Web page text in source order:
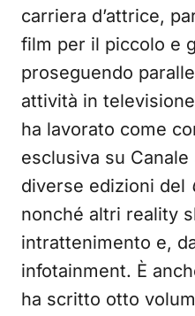
carriera d’attrice,
film per il piccolo e
proseguendo
attività in
ha lavorato come
esclusiva su
diverse edizioni del
nonché altri reality
intrattenimento e,
infotainment. È
ha scritto otto